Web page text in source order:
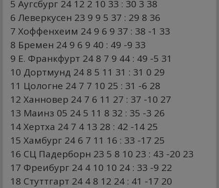
5 Аугсбург 24 12 2 10 33 : 30 3 38
6 Леверкусен 23 9 9 5 37 : 29 8 36
7 Хоффенхеим 24 9 6 9 37 : 38 -1 33
8 Бремен 24 9 6 9 40 : 49 -9 33
9 Е. Франкфурт 24 8 7 9 44 : 49 -5 31
10 Дортмунд 24 8 5 11 31 : 31 0 29
11 Цологне 24 7 7 10 25 : 31 -6 28
12 Ханновер 24 7 6 11 27 : 37 -10 27
13 Маинз 05 24 5 11 8 32 : 35 -3 26
14 Хертха 24 7 4 13 28 : 42 -14 25
15 Хамбург 24 6 7 11 16 : 33 -17 25
16 СЦ Падерборн 23 5 8 10 23 : 43 -20 23
17 Фреибург 24 4 10 10 24 : 33 -9 22
18 Стуттгарт 24 4 8 12 24 : 41 -17 20